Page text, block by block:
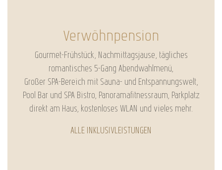
Verwöhnpension
Gourmet-Frühstück, Nachmittagsjause, tägliches
romantisches 5-Gang Abendwahlmenü,
Großer SPA-Bereich mit Sauna- und Entspannungswelt,
Pool Bar und SPA Bistro, Panoramafitnessraum, Parkplatz
direkt am Haus, kostenloses WLAN und vieles mehr.
ALLE INKLUSIVLEISTUNGEN